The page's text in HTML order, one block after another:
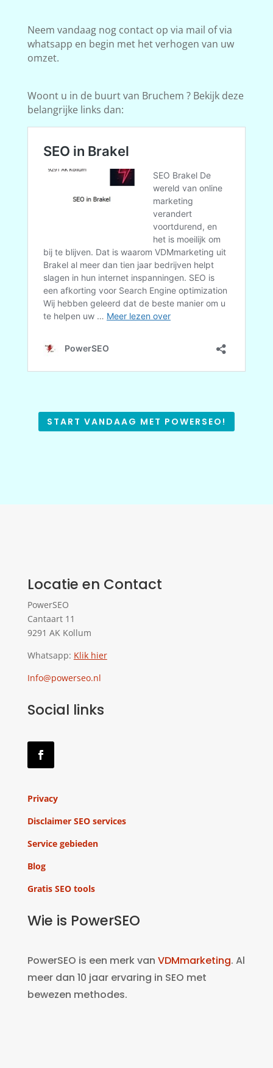
Neem vandaag nog contact op via mail of via
whatsapp en begin met het verhogen van uw
omzet.
Woont u in de buurt van Bruchem ? Bekijk deze
belangrijke links dan:
START VANDAAG MET POWERSEO!
Locatie en Contact
PowerSEO
Cantaart 11
9291 AK Kollum
Whatsapp: Klik hier
Info@powerseo.nl
Social links
Privacy
Disclaimer SEO services
Service gebieden
Blog
Gratis SEO tools
Wie is PowerSEO
PowerSEO is een merk van VDMmarketing. Al
meer dan 10 jaar ervaring in SEO met
bewezen methodes.